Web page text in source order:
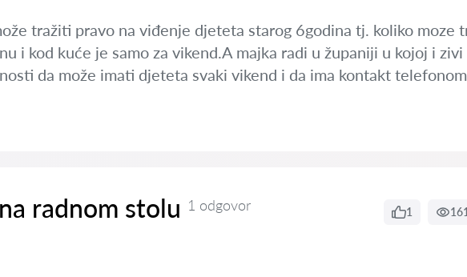
tražiti pravo na viđenje djeteta starog 6godina tj. koliko moze
i kod kuće je samo za vikend.A majka radi u županiji u kojoj i zivi
da može imati djeteta svaki vikend i da ima kontakt
radnom stolu 1 odgovor 1